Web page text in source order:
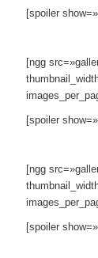
[spoiler
[ngg
[spoiler
[ngg
[spoiler